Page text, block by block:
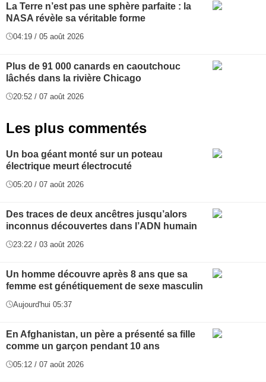
La Terre n’est pas une sphère parfaite : la
NASA révèle sa véritable forme
04:19 / 05 août 2026
Plus de 91 000 canards en caoutchouc
lâchés dans la rivière Chicago
20:52 / 07 août 2026
Les plus commentés
Un boa géant monté sur un poteau
électrique meurt électrocuté
05:20 / 07 août 2026
Des traces de deux ancêtres jusqu’alors
inconnus découvertes dans l’ADN humain
23:22 / 03 août 2026
Un homme découvre après 8 ans que sa
femme est génétiquement de sexe masculin
Aujourd'hui 05:37
En Afghanistan, un père a présenté sa fille
comme un garçon pendant 10 ans
05:12 / 07 août 2026